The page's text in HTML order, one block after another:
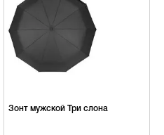
Зонт мужской Три слона